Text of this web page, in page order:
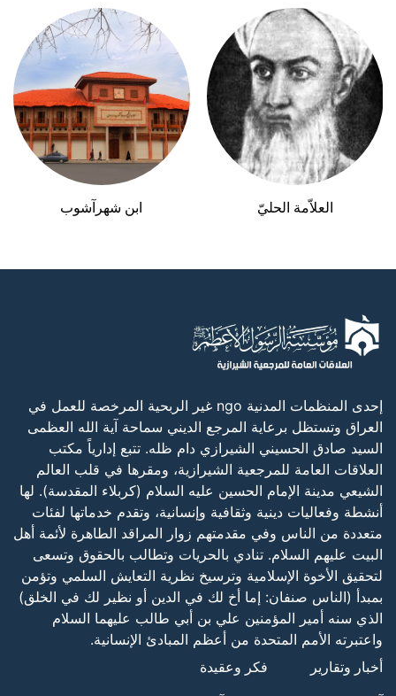
ابن شهرآشوب السيد حسين القمي
إحدى المنظمات المدنية ngo غير الربحية المرخصة للعمل في
العراق وتستظل برعاية المرجع الديني سماحة آية الله العظمى
السيد صادق الحسيني الشيرازي دام ظله. تتبع إدارياً مكتب
العلاقات العامة للمرجعية الشيرازية، ومقرها في قلب العالم
الشيعي مدينة الإمام الحسين عليه السلام (كربلاء المقدسة). لها
أنشطة وفعاليات دينية وثقافية وإنسانية، وتقدم خدماتها لفئات
متعددة من الناس وفي مقدمتهم زوار المراقد الطاهرة لأئمة أهل
البيت عليهم السلام. تنادي بالحريات وتطالب بالحقوق وتسعى
لتحقيق الأخوة الإسلامية وترسيخ نظرية التعايش السلمي وتؤمن
بمبدأ (الناس صنفان: إما أخ لك في الدين أو نظير لك في الخلق)
الذي سنه أمير المؤمنين علي بن أبي طالب عليهما السلام
واعتبرته الأمم المتحدة من أعظم المبادئ الإنسانية.
أخبار وتقارير فكر وعقيدة